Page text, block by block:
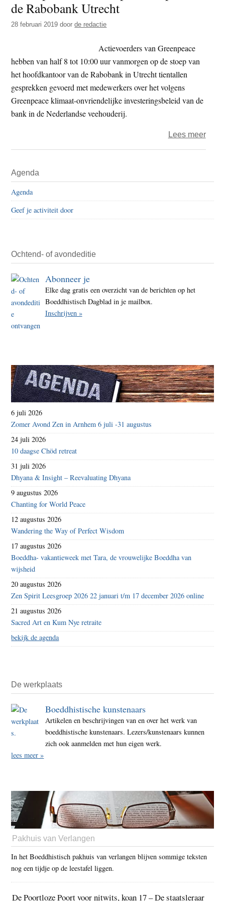
t
e
e
s
e
de Rabobank Utrecht
28 februari 2019 doorde redactie
Actievoerders van Greenpeace
hebben van half 8 tot 10:00 uur vanmorgen op de stoep van
het hoofdkantoor van de Rabobank in Utrecht tientallen
gesprekken gevoerd met medewerkers over het volgens
Greenpeace klimaat-onvriendelijke investeringsbeleid van de
bank in de Nederlandse veehouderij.
Lees meerover
de
Sidebar
Agenda
Agenda
Geef je activiteit door
Ochtend- of avondeditie
Abonneer je
Elke dag gratis een overzicht van de berichten op het
Boeddhistisch Dagblad in je mailbox.
Inschrijven »
6 juli 2026
Zomer Avond Zen in Arnhem 6 juli -31 augustus
24 juli 2026
10 daagse Chöd retreat
31 juli 2026
Dhyana & Insight – Reevaluating Dhyana
9 augustus 2026
Chanting for World Peace
12 augustus 2026
Wandering the Way of Perfect Wisdom
17 augustus 2026
Boeddha- vakantieweek met Tara, de vrouwelijke Boeddha van
wijsheid
20 augustus 2026
Zen Spirit Leesgroep 2026 22 januari t/m 17 december 2026 online
21 augustus 2026
Sacred Art en Kum Nye retraite
bekijk de agenda
De werkplaats
Boeddhistische kunstenaars
Artikelen en beschrijvingen van en over het werk van
boeddhistische kunstenaars. Lezers/kunstenaars kunnen
zich ook aanmelden met hun eigen werk.
lees meer »
Pakhuis van Verlangen
In het Boeddhistisch pakhuis van verlangen blijven sommige teksten
nog een tijdje op de leestafel liggen.
De Poortloze Poort voor nitwits, koan 17 – De staatsleraar